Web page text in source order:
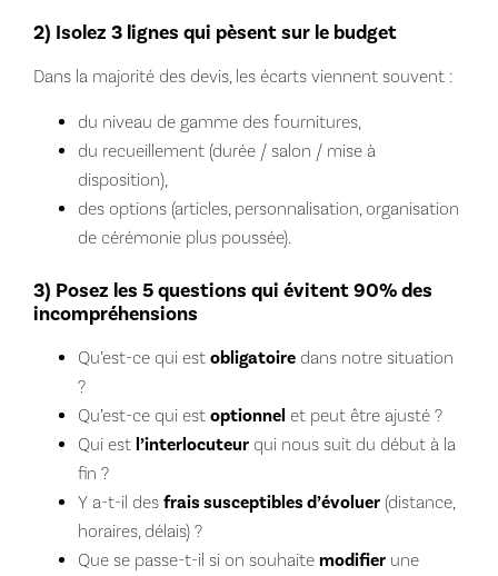
2) Isolez 3 lignes qui pèsent sur le budget
Dans la majorité des devis, les écarts viennent souvent :
du niveau de gamme des fournitures,
du recueillement (durée / salon / mise à
disposition),
des options (articles, personnalisation, organisation
de cérémonie plus poussée).
3) Posez les 5 questions qui évitent 90% des
incompréhensions
Qu’est-ce qui est obligatoiredans notre situation
?
Qu’est-ce qui est optionnel et peut être ajusté ?
Qui est l’interlocuteurqui nous suit du début à la
fin ?
Y a-t-il des frais susceptibles d’évoluer(distance,
horaires, délais) ?
Que se passe-t-il si on souhaite modifierune